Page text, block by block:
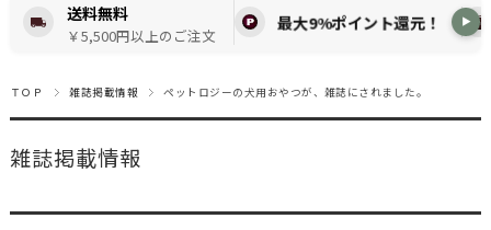
送料無料
￥5,500円以上のご注文
最大9%ポイント還元！ ▶
ＴＯＰ 雑誌掲載情報 ペットロジーの犬用おやつが、雑誌にされました。
雑誌掲載情報